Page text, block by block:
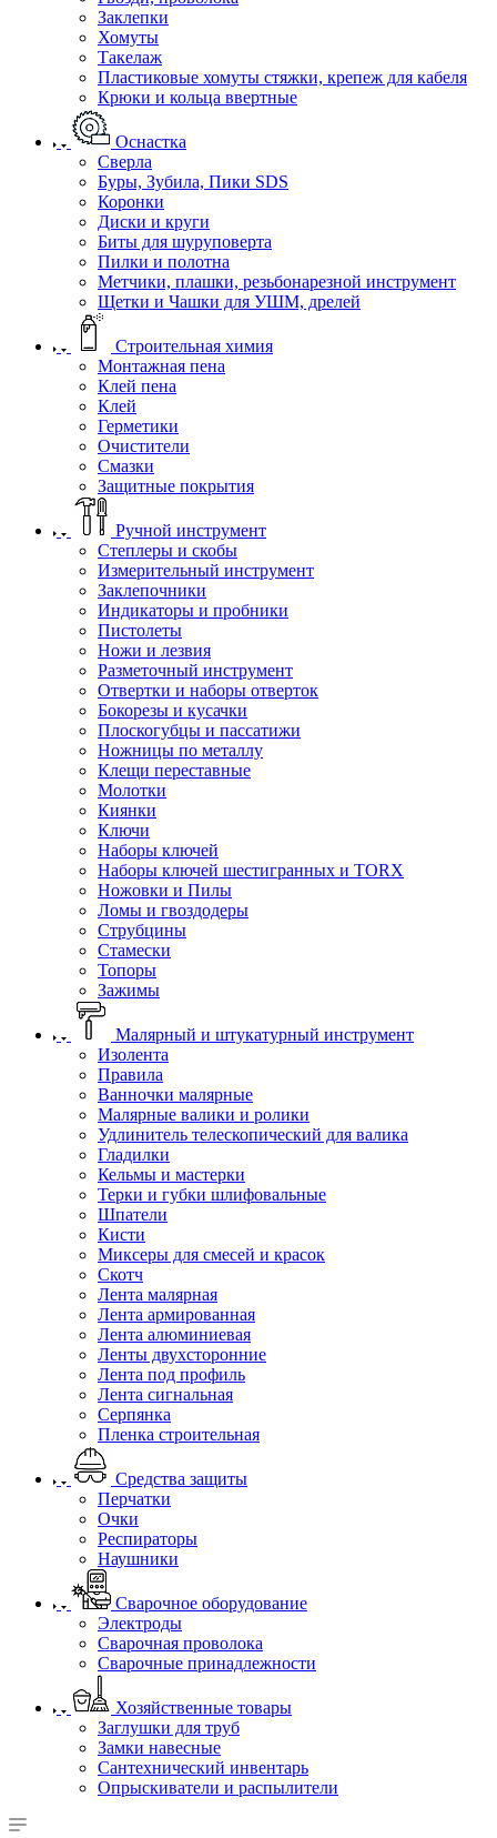
Заклепки
Хомуты
Такелаж
Пластиковые хомуты стяжки, крепеж для кабеля
Крюки и кольца ввертные
Оснастка
Сверла
Буры, Зубила, Пики SDS
Коронки
Диски и круги
Биты для шуруповерта
Пилки и полотна
Метчики, плашки, резьбонарезной инструмент
Щетки и Чашки для УШМ, дрелей
Строительная химия
Монтажная пена
Клей пена
Клей
Герметики
Очистители
Смазки
Защитные покрытия
Ручной инструмент
Степлеры и скобы
Измерительный инструмент
Заклепочники
Индикаторы и пробники
Пистолеты
Ножи и лезвия
Разметочный инструмент
Отвертки и наборы отверток
Бокорезы и кусачки
Плоскогубцы и пассатижи
Ножницы по металлу
Клещи переставные
Молотки
Киянки
Ключи
Наборы ключей
Наборы ключей шестигранных и TORX
Ножовки и Пилы
Ломы и гвоздодеры
Струбцины
Стамески
Топоры
Зажимы
Малярный и штукатурный инструмент
Изолента
Правила
Ванночки малярные
Малярные валики и ролики
Удлинитель телескопический для валика
Гладилки
Кельмы и мастерки
Терки и губки шлифовальные
Шпатели
Кисти
Миксеры для смесей и красок
Скотч
Лента малярная
Лента армированная
Лента алюминиевая
Ленты двухсторонние
Лента под профиль
Лента сигнальная
Серпянка
Пленка строительная
Средства защиты
Перчатки
Очки
Респираторы
Наушники
Сварочное оборудование
Электроды
Сварочная проволока
Сварочные принадлежности
Хозяйственные товары
Заглушки для труб
Замки навесные
Сантехнический инвентарь
Опрыскиватели и распылители